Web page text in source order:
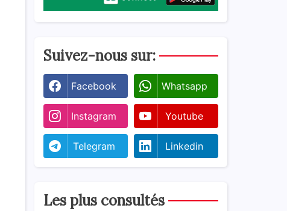
Suivez-nous sur:
Facebook Whatsapp
Instagram Youtube
Telegram Linkedin
Les plus consultés